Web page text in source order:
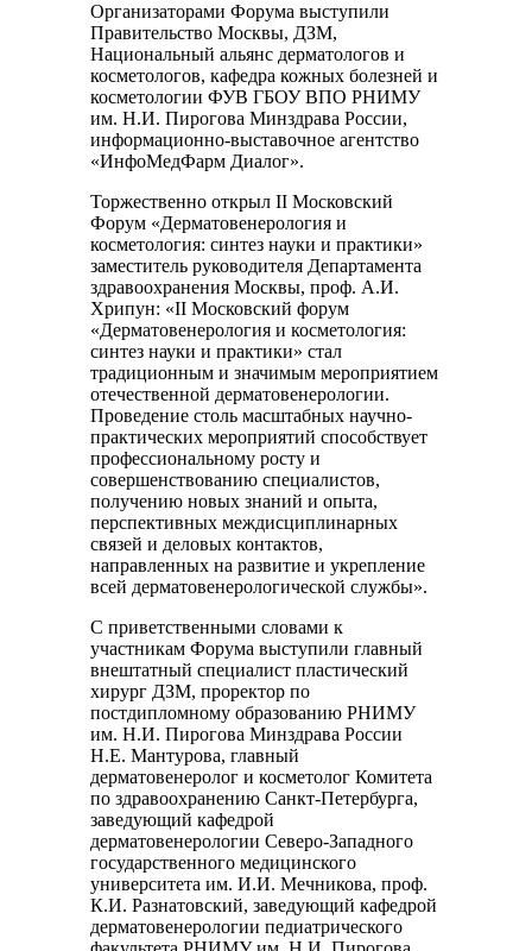
Организаторами Форума выступили
Правительство Москвы, ДЗМ,
Национальный альянс дерматологов и
косметологов, кафедра кожных болезней и
косметологии ФУВ ГБОУ ВПО РНИМУ
им. Н.И. Пирогова Минздрава России,
информационно-выставочное агентство
«ИнфоМедФарм Диалог».
Торжественно открыл II Московский
Форум «Дерматовенерология и
косметология: синтез науки и практики»
заместитель руководителя Департамента
здравоохранения Москвы, проф. А.И.
Хрипун: «II Московский форум
«Дерматовенерология и косметология:
синтез науки и практики» стал
традиционным и значимым мероприятием
отечественной дерматовенерологии.
Проведение столь масштабных научно-
практических мероприятий способствует
профессиональному росту и
совершенствованию специалистов,
получению новых знаний и опыта,
перспективных междисциплинарных
связей и деловых контактов,
направленных на развитие и укрепление
всей дерматовенерологической службы».
С приветственными словами к
участникам Форума выступили главный
внештатный специалист пластический
хирург ДЗМ, проректор по
постдипломному образованию РНИМУ
им. Н.И. Пирогова Минздрава России
Н.Е. Мантурова, главный
дерматовенеролог и косметолог Комитета
по здравоохранению Санкт-Петербурга,
заведующий кафедрой
дерматовенерологии Северо-Западного
государственного медицинского
университета им. И.И. Мечникова, проф.
К.И. Разнатовский, заведующий кафедрой
дерматовенерологии педиатрического